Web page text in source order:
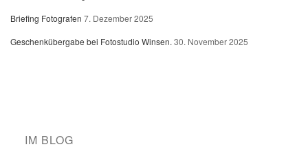
Briefing Fotografen 7. Dezember 2025
Geschenkübergabe bei Fotostudio Winsen. 30. November 2025
IM BLOG